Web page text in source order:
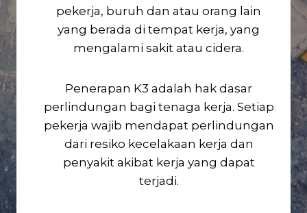
pekerja, buruh dan atau orang lain
yang berada di tempat kerja, yang
mengalami sakit atau cidera.
Penerapan K3 adalah hak dasar
perlindungan bagi tenaga kerja. Setiap
pekerja wajib mendapat perlindungan
dari resiko kecelakaan kerja dan
penyakit akibat kerja yang dapat
terjadi.